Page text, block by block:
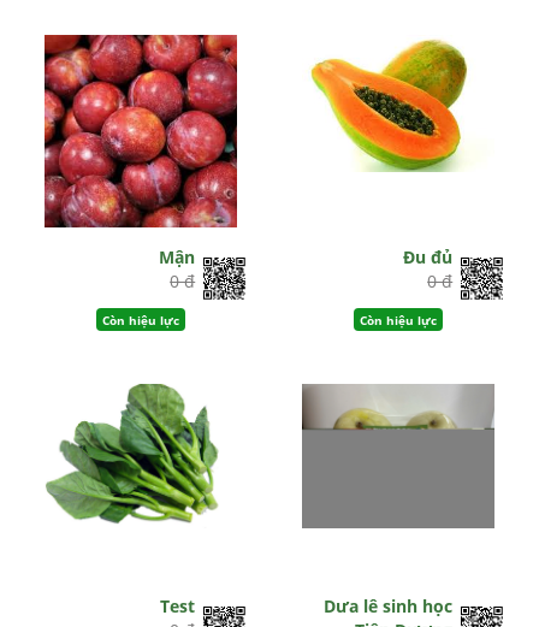
Mận
0 đ
Còn hiệu lực
Đu đủ
0 đ
Còn hiệu lực
Test
Dưa lê sinh học